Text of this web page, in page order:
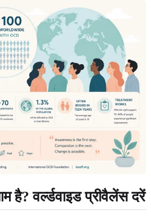
है? वर्ल्डवाइड प्रीवैलेंस दरें